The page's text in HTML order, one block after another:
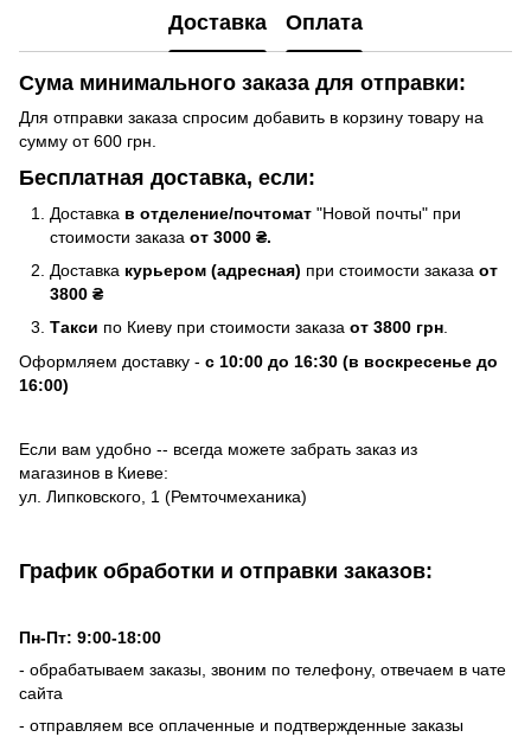
Доставка Оплата
Сума минимального заказа для отправки:
Для отправки заказа спросим добавить в корзину товару на
сумму от 600 грн.
Бесплатная доставка, если:
Доставка в отделение/почтомат "Новой почты" при
стоимости заказа от 3000 ₴.
Доставка курьером (адресная) при стоимости заказа от
3800 ₴
Такси по Киеву при стоимости заказа от 3800 грн.
Оформляем доставку - с 10:00 до 16:30 (в воскресенье до
16:00)
Если вам удобно -- всегда можете забрать заказ из
магазинов в Киеве:
ул. Липковского, 1 (Ремточмеханика)
График обработки и отправки заказов:
Пн-Пт: 9:00-18:00
- обрабатываем заказы, звоним по телефону, отвечаем в чате
сайта
- отправляем все оплаченные и подтвержденные заказы